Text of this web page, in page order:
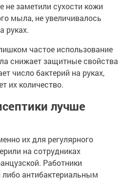
не заметили сухости кожи
мыла, не увеличивалось
руках.
частое использование
снижает защитные свойства
число бактерий на руках,
их количество.
лучше
их для регулярного
на сотрудниках
Работники
антибактериальным